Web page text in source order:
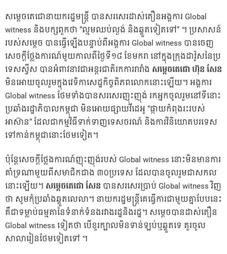
សម្តេច​តេ​ជោ​​នាយក​រដ្ឋ​មន្ត្រី ​បាន​សរ​សេរ​ដាស់​តឿន​អង្គ​ការ Global
witness និង​បក្ស​ពួក​ថា ”​ល្មម​ឈប់​ល្ងង់ និង​ឆ្គួត​ទៀត​ទៅ​” ។ ប្រ​សាសន៍​
របស់​សម្តេច បាន​ធ្វើ​ឡើង​បន្ទាប់​ពី​អង្គ​ការ Global witness បាន​ចេញ​
សេចក្តី​ថ្លែង​ការណ៍​មួយ​កាល​ពី​ថ្ងៃ​ទី​១៨ ខែ​មករា ​នៅ​ក្នុង​ក្រុង​ដាវ៉ូស​នៃ​ប្រ​
ទេស​ស្វីស បាន​អំពាវ​នាវ​ជា​អន្តរ​ជាតិ​រក​ការ​រារាំង​ សម្តេចតេជោហ៊ុន សែន
មិន​អោយ​ចូល​រួម​ក្នុង​វេទិ​កា​សេដ្ឋ​កិច្ច​ពិភព​លោក​នោះ​ឡើយ​។ អង្គ​ការ
Global witness ថែម​ទាំង​បាន​សរ​សេរ​ញុះ​ញុង់​ រក​អ្នក​ចូល​រួម​នៅ​ទី​នោះ​
ប្រ​ឆាំង​រដ្ឋា​ភិ​បាល​កម្ពុជា​ មិន​អោយ​ផ្សាយ​វីដេអូ “​ផ្កាយ​កំពុង​រះ​របស់​
អាស៊ាន​” ដែល​ជា​កម្ម​វិធី​ទាក់​ទាញ​ទេស​ចរណ៍​ និង​ការ​វិនិ​យោគ​បរ​ទេស​
ទៅ​កាន់​កម្ពុជា​នោះ​ថែម​ទៀត​។
ប៉ុន្តែ​សេចក្តី​ថ្លែង​ការណ៍​ញុះ​ញុង់​របស់ Global witness នោះ​មិន​មាន​ការ​
គាំទ្រ​ណា​មួយ​ពី​សមា​ជិក​ជាង​ ៣០​ប្រ​ទេស​ ដែល​បាន​ចូល​រួម​ជា​សកល​
នោះ​ឡើយ​។ សម្តេចតេជោសែន បាន​សរ​សេរ​ប្រាប់ Global witness វិញ​
ថា សូម​កុំ​ប្រ​ឆាំង​ឆ្គួត​លេ​លា​។ នាយក​រដ្ឋ​មន្ត្រី​គេ​ធ្វើ​ការ​ជា​មួយ​គ្នា​បែប​នេះ
គឺ​ជា​ទម្លាប់​ធម្មតា​នៃ​ទំនាក់​ទំនង​រវាង​រដ្ឋ​និង​រដ្ឋ​។ សម្តេច​​បាន​ដាស់​តឿន
Global witness ទៀត​ថា ​បើ​ខួរ​ក្បាល​មិន​ទាន់​ឡប់​ឬឆ្គួត​ទេ គួរ​ចូល​
សាលា​រៀន​ថែម​ទៀត​ទៅ​ ។